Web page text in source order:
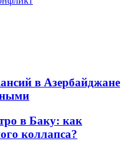
в Азербайджане
в Баку: как
коллапса?